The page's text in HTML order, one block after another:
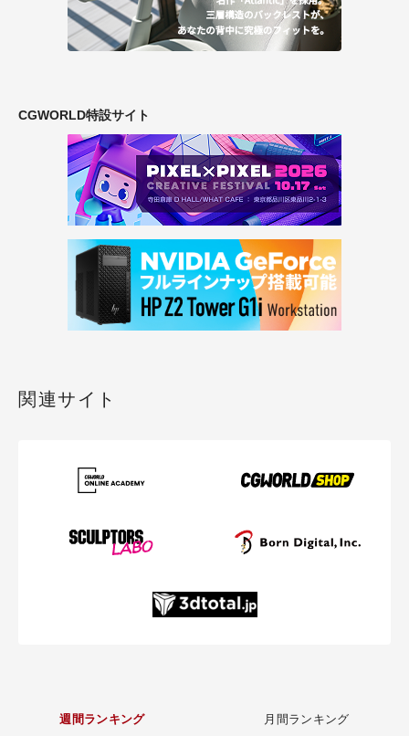
CGWORLD特設サイト
関連サイト
週間ランキング 月間ランキング